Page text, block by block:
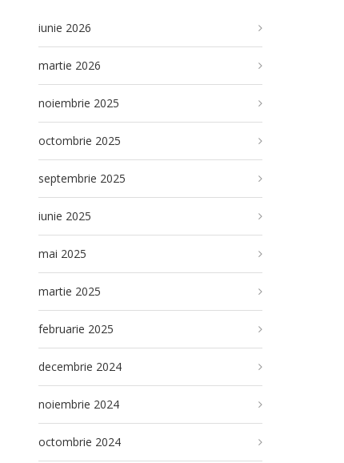
iunie 2026
martie 2026
noiembrie 2025
octombrie 2025
septembrie 2025
iunie 2025
mai 2025
martie 2025
februarie 2025
decembrie 2024
noiembrie 2024
octombrie 2024